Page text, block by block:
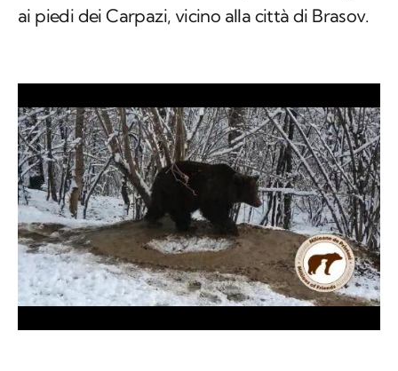
ai piedi dei Carpazi, vicino alla città di Brasov.